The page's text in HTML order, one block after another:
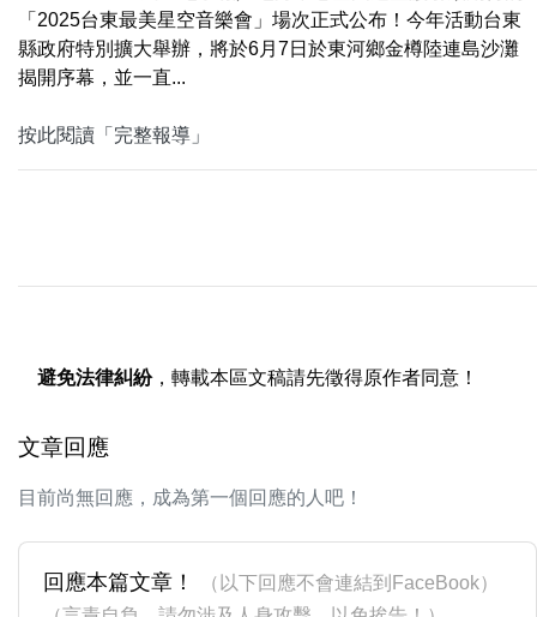
「2025台東最美星空音樂會」場次正式公布！今年活動台東
縣政府特別擴大舉辦，將於6月7日於東河鄉金樽陸連島沙灘
揭開序幕，並一直...
按此閱讀「完整報導」
避免法律糾紛，轉載本區文稿請先徵得原作者同意！
文章回應
目前尚無回應，成為第一個回應的人吧！
回應本篇文章！
（以下回應不會連結到FaceBook）